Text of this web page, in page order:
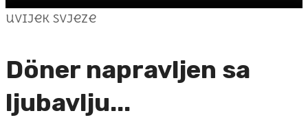
uvijek svjeze
Döner napravljen sa
ljubavlju...